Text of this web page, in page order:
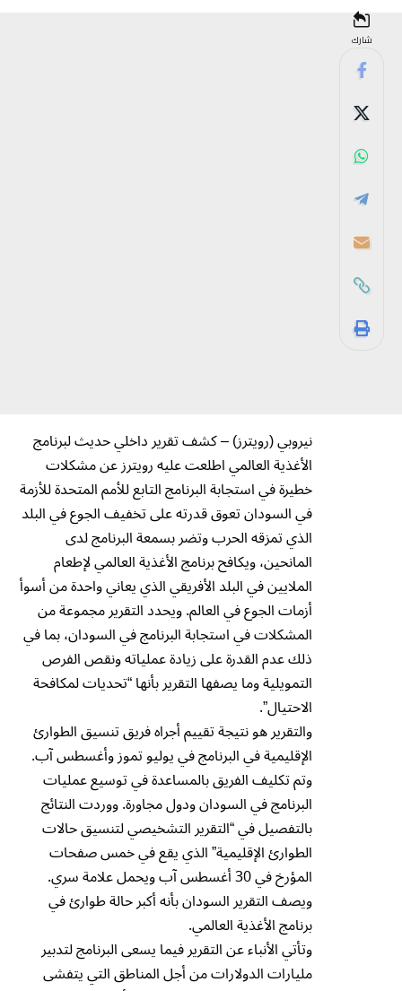
شارك
نيروبي (رويترز) – كشف تقرير داخلي حديث لبرنامج
الأغذية العالمي اطلعت عليه رويترز عن مشكلات
خطيرة في استجابة البرنامج التابع للأمم المتحدة للأزمة
في السودان تعوق قدرته على تخفيف الجوع في البلد
الذي تمزقه الحرب وتضر بسمعة البرنامج لدى
المانحين، ويكافح برنامج الأغذية العالمي لإطعام
الملايين في البلد الأفريقي الذي يعاني واحدة من أسوأ
أزمات الجوع في العالم. ويحدد التقرير مجموعة من
المشكلات في استجابة البرنامج في السودان، بما في
ذلك عدم القدرة على زيادة عملياته ونقص الفرص
التمويلية وما يصفها التقرير بأنها “تحديات لمكافحة
الاحتيال”.
والتقرير هو نتيجة تقييم أجراه فريق تنسيق الطوارئ
الإقليمية في البرنامج في يوليو تموز وأغسطس آب.
وتم تكليف الفريق بالمساعدة في توسيع عمليات
البرنامج في السودان ودول مجاورة. ووردت النتائج
بالتفصيل في “التقرير التشخيصي لتنسيق حالات
الطوارئ الإقليمية” الذي يقع في خمس صفحات
المؤرخ في 30 أغسطس آب ويحمل علامة سري.
ويصف التقرير السودان بأنه أكبر حالة طوارئ في
برنامج الأغذية العالمي.
وتأتي الأنباء عن التقرير فيما يسعى البرنامج لتدبير
مليارات الدولارات من أجل المناطق التي يتفشى